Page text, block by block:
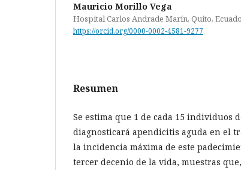
Mauricio Morillo Vega
Hospital Carlos Andrade Marín, Quito,
https://orcid.org/0000-0002-4581-9277
Resumen
Se estima que 1 de cada 15 individuos
diagnosticará apendicitis aguda en el
la incidencia máxima de este
tercer decenio de la vida, muestras